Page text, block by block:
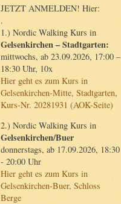
JETZT ANMELDEN! Hier:
.
1.) Nordic Walking Kurs in
Gelsenkirchen – Stadtgarten:
mittwochs, ab 23.09.2026, 17:00 –
18:30 Uhr, 10x
Hier geht es zum Kurs in
Gelsenkirchen-Mitte, Stadtgarten,
Kurs-Nr. 20281931 (AOK-Seite)
2.) Nordic Walking Kurs in
Gelsenkirchen/Buer
donnerstags, ab 17.09.2026, 18:30
- 20:00 Uhr
Hier geht es zum Kurs in
Gelsenkirchen-Buer, Schloss
Berge